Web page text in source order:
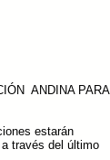
ANDINA PARA
estarán
través del último